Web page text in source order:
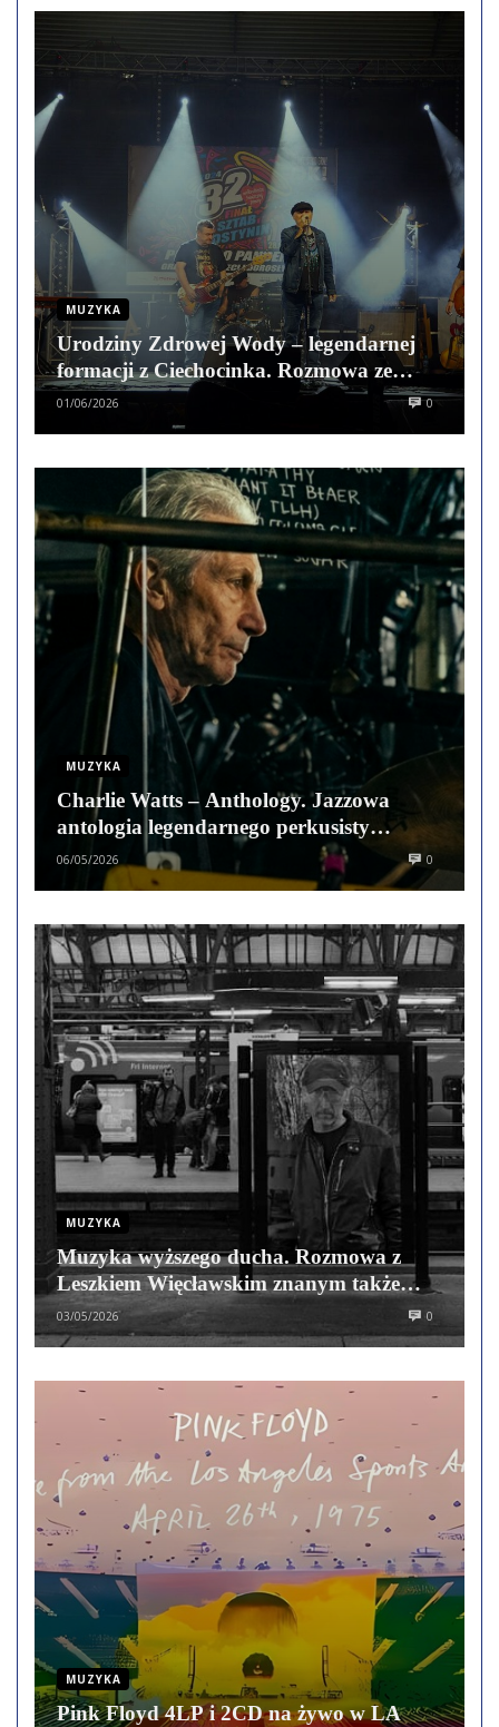
MUZYKA
Urodziny Zdrowej Wody – legendarnej
formacji z Ciechocinka. Rozmowa ze
Sławkiem Małeckim
01/06/2026 0
MUZYKA
Charlie Watts – Anthology. Jazzowa
antologia legendarnego perkusisty
wkrótce w sprzedaży
06/05/2026 0
MUZYKA
Muzyka wyższego ducha. Rozmowa z
Leszkiem Więcławskim znanym także
jako Sunqreaze oraz z zespołu Hologram
03/05/2026 0
MUZYKA
Pink Floyd 4LP i 2CD na żywo w LA